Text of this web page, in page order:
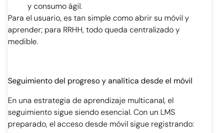
y consumo ágil.
Para el usuario, es tan simple como abrir su móvil y
aprender; para RRHH, todo queda centralizado y
medible.
Seguimiento del progreso y analítica desde el móvil
En una estrategia de aprendizaje multicanal, el
seguimiento sigue siendo esencial. Con un LMS
preparado, el acceso desde móvil sigue registrando: